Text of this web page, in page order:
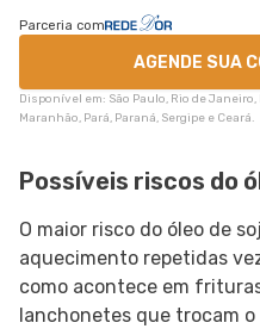
Parceria com
AGENDE SUA
Disponível em: São Paulo, Rio de
Maranhão, Pará, Paraná, Sergipe e Ceará.
Possíveis riscos do
O maior risco do óleo de
aquecimento repetidas
como acontece em
lanchonetes que trocam